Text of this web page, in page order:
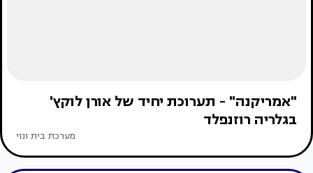
"אמריקנה" - תערוכת יחיד של אורן לוקץ'
בגלריה רוזנפלד
מערכת בית ונוי